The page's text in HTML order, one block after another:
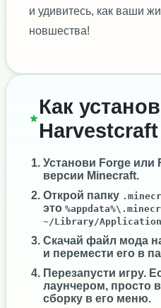
и удивитесь, как ваши
новшества!
Как
Установи Forge или
версии Minecraft.
Открой папку
это
~/Library/
Скачай файл мода
и перемести его в
Перезапусти игру.
лаунчером, просто
сборку в его меню.